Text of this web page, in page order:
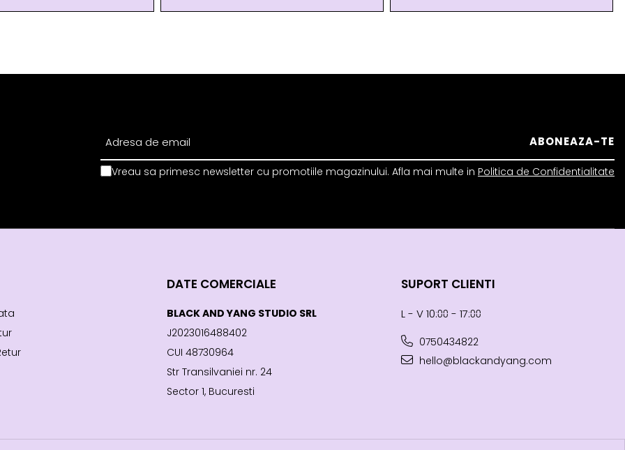
Vreau sa primesc newsletter cu promotiile magazinului. Afla mai multe in Politica de Confidentialitate
DATE COMERCIALE
BLACK AND YANG STUDIO SRL
J2023016488402
CUI 48730964
Str Transilvaniei nr. 24
Sector 1, Bucuresti
SUPORT CLIENTI
L - V 10:⩇⩇ - 17:⩇⩇
0750434822
hello@blackandyang.com